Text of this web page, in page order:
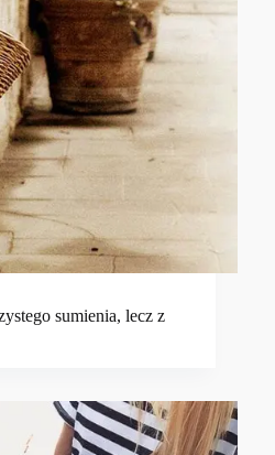
sumienia, lecz z